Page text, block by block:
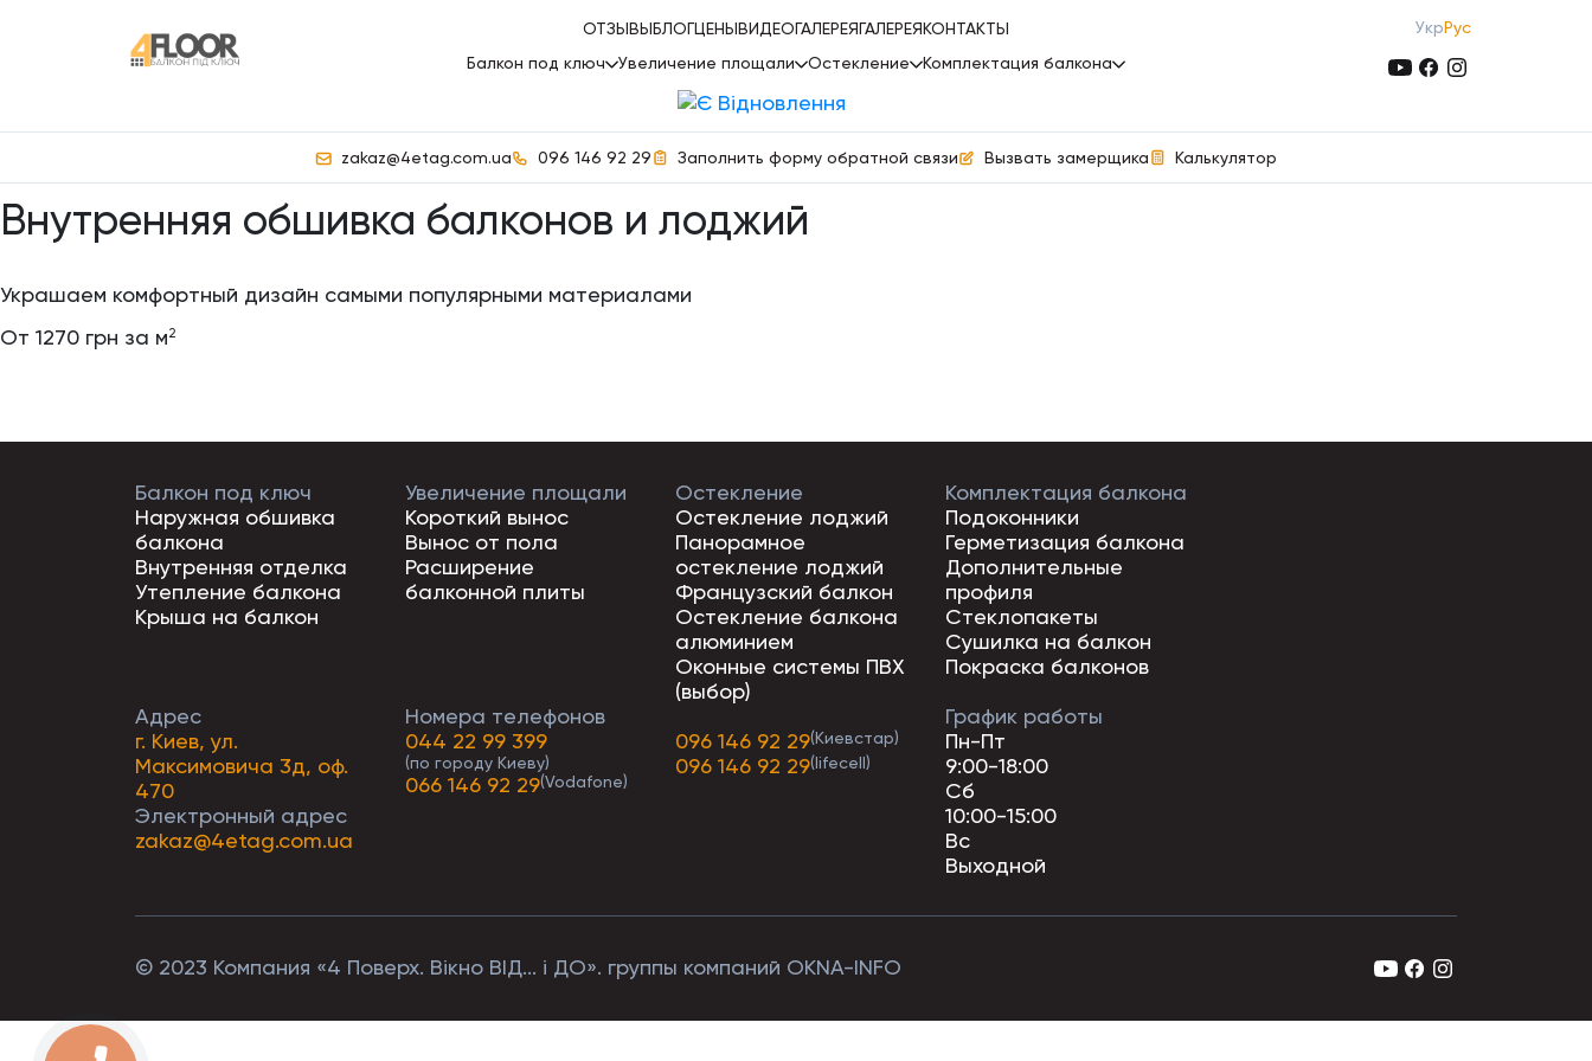
ОТЗЫВЫБЛОГЦЕНЫВИДЕОГАЛЕРЕЯГАЛЕРЕЯКОНТАКТЫ
Балкон под ключ
Увеличение площали Остекление Комплектация балкона
zakaz@4etag.com.ua 096 146 92 29 Заполнить форму обратной связи Вызвать замерщика Калькулятор
УкрРус
Внутренняя обшивка балконов и лоджий
Украшаем комфортный дизайн самыми популярными материалами
От 1270 грн за м2
Балкон под ключ
Наружная обшивка
балкона
Внутренняя отделка
Утепление балкона
Крыша на балкон
Увеличение площали
Короткий вынос
Вынос от пола
Расширение
балконной плиты
Остекление
Остекление лоджий
Панорамное
остекление лоджий
Французский балкон
Остекление балкона
алюминием
Оконные системы ПВХ
(выбор)
Комплектация балкона
Подоконники
Герметизация балкона
Дополнительные
профиля
Стеклопакеты
Сушилка на балкон
Покраска балконов
Адрес
г. Киев, ул.
Максимовича 3д, оф.
470
Электронный адрес
zakaz@4etag.com.ua
Номера телефонов
044 22 99 399
(по городу Киеву)
066 146 92 29(Vodafone)
096 146 92 29(Киевстар)
096 146 92 29(lifecell)
График работы
Пн-Пт
9:00-18:00
Сб
10:00-15:00
Вс
Выходной
© 2023 Компания «4 Поверх. Вікно ВІД... і ДО». группы компаний OKNA-INFO